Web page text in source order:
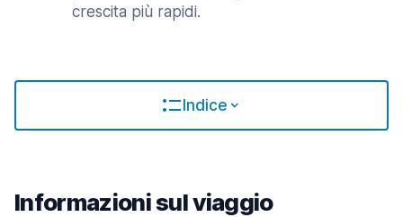
crescita più rapidi.
Indice
Informazioni sul viaggio